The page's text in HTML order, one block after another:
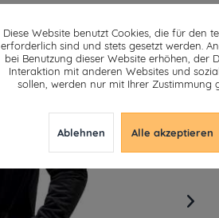
Diese Website benutzt Cookies, die für den
erforderlich sind und stets gesetzt werden.
bei Benutzung dieser Website erhöhen, der
Interaktion mit anderen Websites und
sollen, werden nur mit Ihrer Zustimmung
Ablehnen Alle akzeptieren